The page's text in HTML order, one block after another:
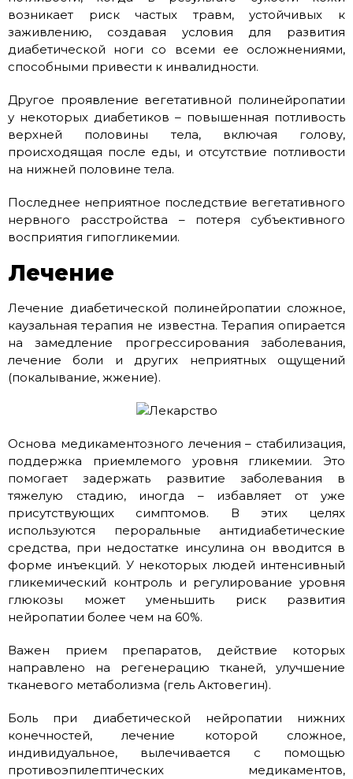
возникает риск частых травм, устойчивых к
заживлению, создавая условия для развития
диабетической ноги со всеми ее осложнениями,
способными привести к инвалидности.
Другое проявление вегетативной полинейропатии
у некоторых диабетиков – повышенная потливость
верхней половины тела, включая голову,
происходящая после еды, и отсутствие потливости
на нижней половине тела.
Последнее неприятное последствие вегетативного
нервного расстройства – потеря субъективного
восприятия гипогликемии.
Лечение
Лечение диабетической полинейропатии сложное,
каузальная терапия не известна. Терапия опирается
на замедление прогрессирования заболевания,
лечение боли и других неприятных ощущений
(покалывание, жжение).
Основа медикаментозного лечения – стабилизация,
поддержка приемлемого уровня гликемии. Это
помогает задержать развитие заболевания в
тяжелую стадию, иногда – избавляет от уже
присутствующих симптомов. В этих целях
используются пероральные антидиабетические
средства, при недостатке инсулина он вводится в
форме инъекций. У некоторых людей интенсивный
гликемический контроль и регулирование уровня
глюкозы может уменьшить риск развития
нейропатии более чем на 60%.
Важен прием препаратов, действие которых
направлено на регенерацию тканей, улучшение
тканевого метаболизма (гель Актовегин).
Боль при диабетической нейропатии нижних
конечностей, лечение которой сложное,
индивидуальное, вылечивается с помощью
противоэпилептических медикаментов,